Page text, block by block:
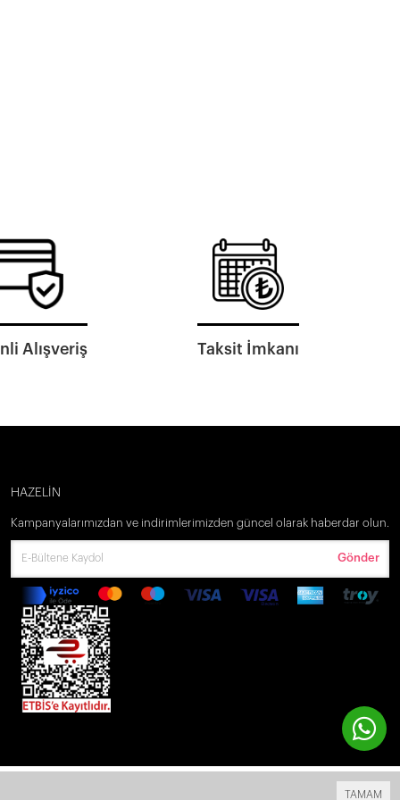
Alışveriş Taksit İmkanı
HAZELİN
Kampanyalarımızdan ve indirimlerimizden güncel olarak haberdar olun.
Gönder
TAMAM